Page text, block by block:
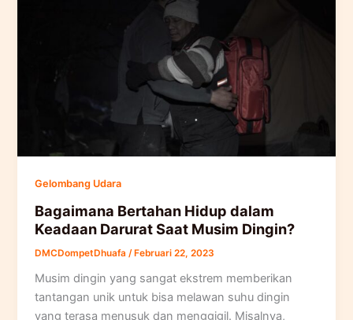
Gelombang Udara
Bagaimana Bertahan Hidup dalam
Keadaan Darurat Saat Musim Dingin?
DMCDompetDhuafa /Februari 22, 2023
Musim dingin yang sangat ekstrem memberikan
tantangan unik untuk bisa melawan suhu dingin
yang terasa menusuk dan menggigil. Misalnya,